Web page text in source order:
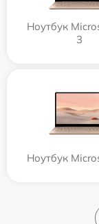
Ноутбук
3
Ноутбук